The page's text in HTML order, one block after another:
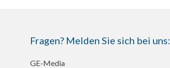
Fragen? Melden Sie sich bei uns:
GE-Media